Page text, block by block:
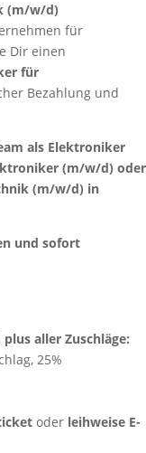
(m/w/d)
für
Dir einen
für
Bezahlung und
als Elektroniker
(m/w/d) oder
(m/w/d) in
und sofort
aller Zuschläge:
25%
oder leihweise E-